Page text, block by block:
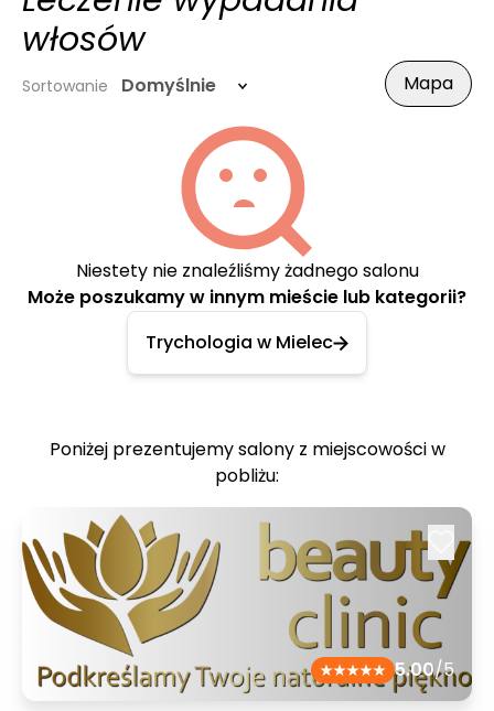
włosów
Sortowanie Domyślnie Mapa
Niestety nie znaleźliśmy żadnego salonu
Może poszukamy w innym mieście lub kategorii?
Trychologia w Mielec
Poniżej prezentujemy salony z miejscowości w
pobliżu:
5.00/5